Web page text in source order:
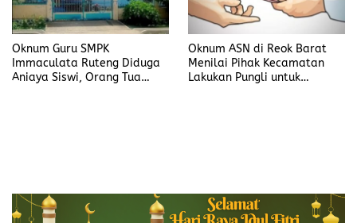
Oknum Guru SMPK
Immaculata Ruteng Diduga
Aniaya Siswi, Orang Tua
Oknum ASN di Reok Barat
Menilai Pihak Kecamatan
Lakukan Pungli untuk